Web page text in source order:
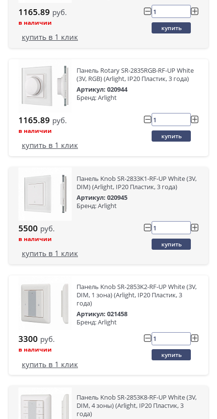
1165.89 руб.
в наличии
купить
купить в 1 клик
Панель Rotary SR-2835RGB-RF-UP White
(3V, RGB) (Arlight, IP20 Пластик, 3 года)
Артикул: 020944
Бренд: Arlight
1165.89 руб.
в наличии
купить
купить в 1 клик
Панель Knob SR-2833K1-RF-UP White (3V,
DIM) (Arlight, IP20 Пластик, 3 года)
Артикул: 020945
Бренд: Arlight
5500 руб.
в наличии
купить
купить в 1 клик
Панель Knob SR-2853K2-RF-UP White (3V,
DIM, 1 зона) (Arlight, IP20 Пластик, 3
года)
Артикул: 021458
Бренд: Arlight
3300 руб.
в наличии
купить
купить в 1 клик
Панель Knob SR-2853K8-RF-UP White (3V,
DIM, 4 зоны) (Arlight, IP20 Пластик, 3
года)